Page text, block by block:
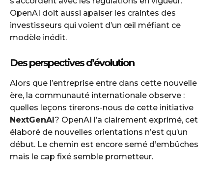
OpenAI doit aussi apaiser les craintes des
investisseurs qui voient d’un œil méfiant ce
modèle inédit.
Des perspectives d’évolution
Alors que l’entreprise entre dans cette nouvelle
ère, la communauté internationale observe :
quelles leçons tirerons-nous de cette initiative
NextGenAI? OpenAI l’a clairement exprimé, cet
élaboré de nouvelles orientations n’est qu’un
début. Le chemin est encore semé d’embûches
mais le cap fixé semble prometteur.